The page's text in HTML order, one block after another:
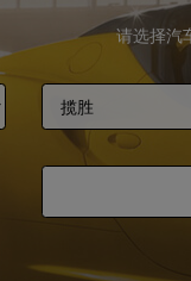
请选择汽